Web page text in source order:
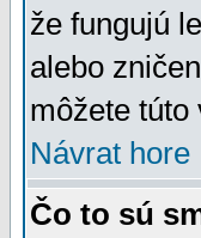
že fungujú
alebo
môžete
Návrat hore
Čo to sú